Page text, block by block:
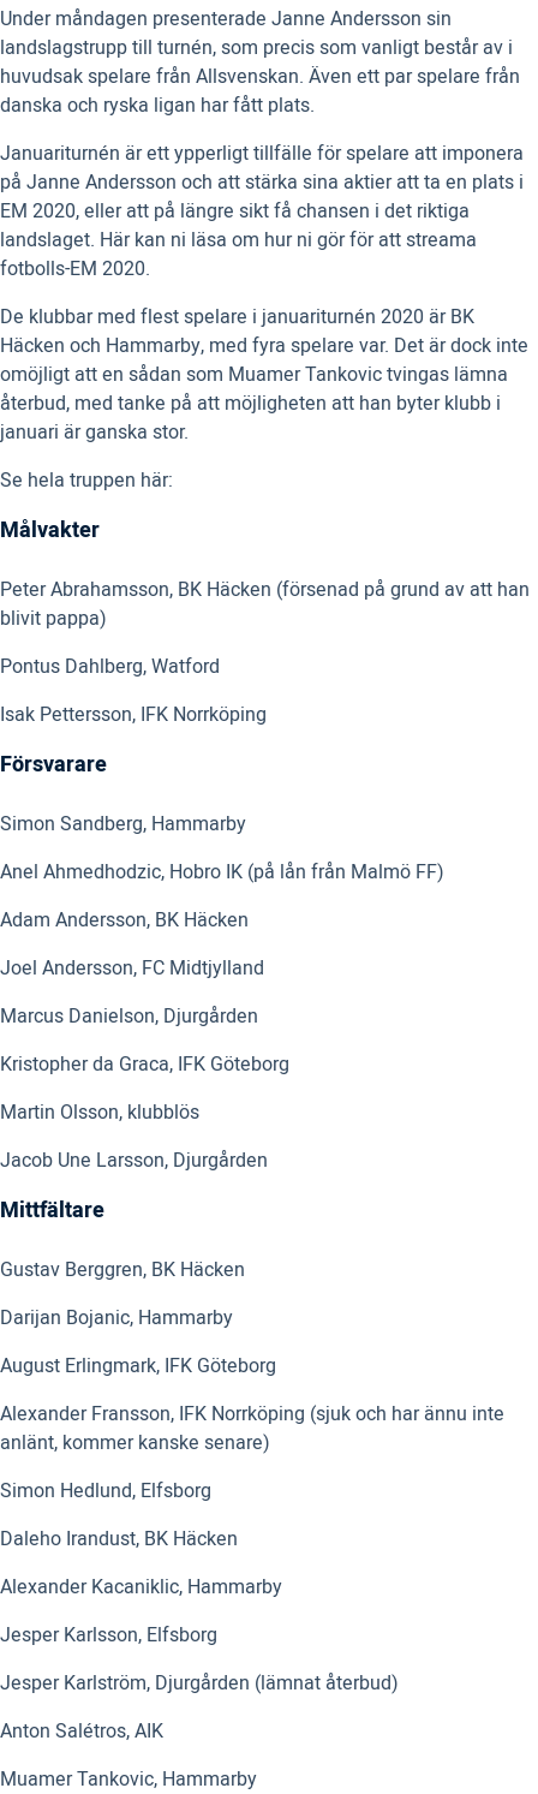
Under måndagen presenterade Janne Andersson sin
landslagstrupp till turnén, som precis som vanligt består av i
huvudsak spelare från Allsvenskan. Även ett par spelare från
danska och ryska ligan har fått plats.
Januariturnén är ett ypperligt tillfälle för spelare att imponera
på Janne Andersson och att stärka sina aktier att ta en plats i
EM 2020, eller att på längre sikt få chansen i det riktiga
landslaget. Här kan ni läsa om hur ni gör för att streama
fotbolls-EM 2020.
De klubbar med flest spelare i januariturnén 2020 är BK
Häcken och Hammarby, med fyra spelare var. Det är dock inte
omöjligt att en sådan som Muamer Tankovic tvingas lämna
återbud, med tanke på att möjligheten att han byter klubb i
januari är ganska stor.
Se hela truppen här:
Målvakter
Peter Abrahamsson, BK Häcken (försenad på grund av att han
blivit pappa)
Pontus Dahlberg, Watford
Isak Pettersson, IFK Norrköping
Försvarare
Simon Sandberg, Hammarby
Anel Ahmedhodzic, Hobro IK (på lån från Malmö FF)
Adam Andersson, BK Häcken
Joel Andersson, FC Midtjylland
Marcus Danielson, Djurgården
Kristopher da Graca, IFK Göteborg
Martin Olsson, klubblös
Jacob Une Larsson, Djurgården
Mittfältare
Gustav Berggren, BK Häcken
Darijan Bojanic, Hammarby
August Erlingmark, IFK Göteborg
Alexander Fransson, IFK Norrköping (sjuk och har ännu inte
anlänt, kommer kanske senare)
Simon Hedlund, Elfsborg
Daleho Irandust, BK Häcken
Alexander Kacaniklic, Hammarby
Jesper Karlsson, Elfsborg
Jesper Karlström, Djurgården (lämnat återbud)
Anton Salétros, AIK
Muamer Tankovic, Hammarby